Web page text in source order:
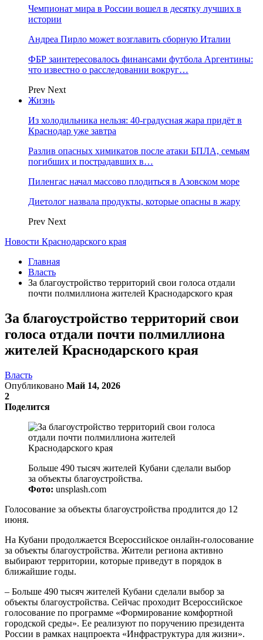
Чемпионат мира в России вошел в десятку лучших в
истории
Андреа Пирло может возглавить сборную Италии
ФБР заинтересовалось финансами футбола Аргентины:
что известно о расследовании вокруг…
Prev Next
Жизнь
Из холодильника нельзя: 40-градусная жара придёт в
Краснодар уже завтра
Разлив опасных химикатов после атаки БПЛА, семьям
погибших и пострадавших в…
Пиленгас начал массово плодиться в Азовском море
Диетолог назвала продукты, которые опасны в жару
Prev Next
Новости Краснодарского края
Главная
Власть
За благоустройство территорий свои голоса отдали
почти полмиллиона жителей Краснодарского края
За благоустройство территорий свои
голоса отдали почти полмиллиона
жителей Краснодарского края
Власть
Опубликовано Май 14, 2026
2
Поделится
Больше 490 тысяч жителей Кубани сделали выбор
за объекты благоустройства.
Фото: unsplash.com
Голосование за объекты благоустройства продлится до 12
июня.
На Кубани продолжается Всероссийское онлайн-голосование
за объекты благоустройства. Жители региона активно
выбирают территории, которые приведут в порядок в
ближайшие годы.
– Больше 490 тысяч жителей Кубани сделали выбор за
объекты благоустройства. Сейчас проходит Всероссийское
голосование по программе «Формирование комфортной
городской среды». Ее реализуют по поручению президента
России в рамках нацпроекта «Инфраструктура для жизни».